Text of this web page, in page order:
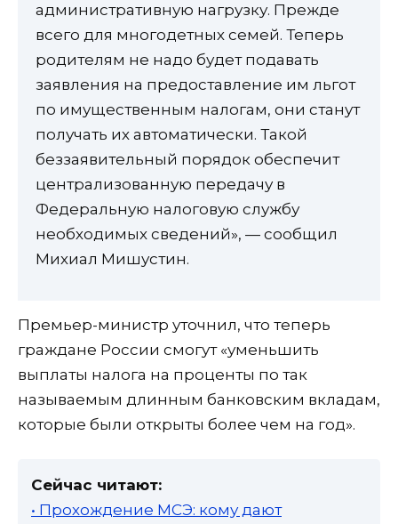
административную нагрузку. Прежде
всего для многодетных семей. Теперь
родителям не надо будет подавать
заявления на предоставление им льгот
по имущественным налогам, они станут
получать их автоматически. Такой
беззаявительный порядок обеспечит
централизованную передачу в
Федеральную налоговую службу
необходимых сведений», — сообщил
Михиал Мишустин.
Премьер-министр уточнил, что теперь
граждане России смогут «уменьшить
выплаты налога на проценты по так
называемым длинным банковским вкладам,
которые были открыты более чем на год».
Сейчас читают:
• Прохождение МСЭ: кому дают